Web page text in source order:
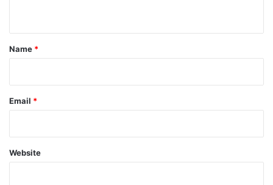
*
Name *
Email *
Website